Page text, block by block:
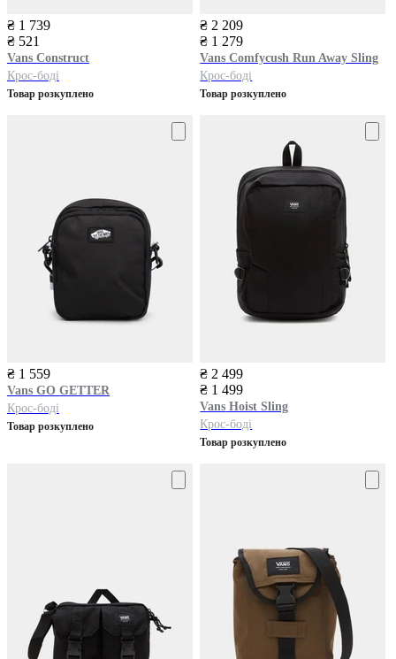
₴ 1 739
₴ 521
Vans Construct
Крос-боді
Товар розкуплено
₴ 2 209
₴ 1 279
Vans Comfycush Run Away Sling
Крос-боді
Товар розкуплено
₴ 1 559
Vans GO GETTER
Крос-боді
Товар розкуплено
₴ 2 499
₴ 1 499
Vans Hoist Sling
Крос-боді
Товар розкуплено